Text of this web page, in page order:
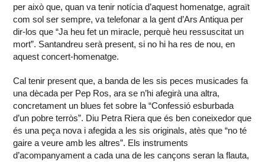
per això que, quan va tenir notícia d’aquest homenatge, agraït
com sol ser sempre, va telefonar a la gent d’Ars Antiqua per
dir-los que “Ja heu fet un miracle, perquè heu ressuscitat un
mort”. Santandreu serà present, si no hi ha res de nou, en
aquest concert-homenatge.
Cal tenir present que, a banda de les sis peces musicades fa
una dècada per Pep Ros, ara se n’hi afegirà una altra,
concretament un blues fet sobre la “Confessió esburbada
d’un pobre terròs”. Diu Petra Riera que és ben coneixedor que
és una peça nova i afegida a les sis originals, atès que “no té
gaire a veure amb les altres”. Els instruments
d’acompanyament a cada una de les cançons seran la flauta,